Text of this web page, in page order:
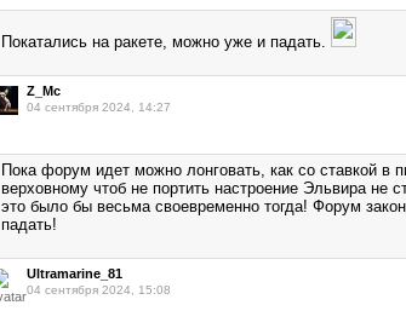
Покатались на ракете, можно уже и падать.
Z_Mc
04 сентября 2024, 14:27
Пока форум идет можно лонговать, как со ставкой в
верховному чтоб не портить настроение Эльвира не
это было бы весьма своевременно тогда! Форум
падать!
Ultramarine_81
04 сентября 2024, 15:08